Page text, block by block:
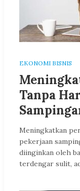
EKONOMI BISNIS
Tanpa
Meningkatkan
pekerjaan
diinginkan oleh
terdengar sulit,